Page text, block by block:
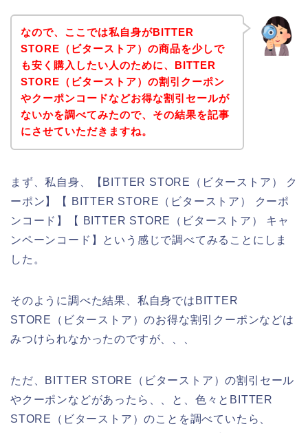
なので、ここでは私自身がBITTER
STORE（ビターストア）の商品を少しで
も安く購入したい人のために、BITTER
STORE（ビターストア）の割引クーポン
やクーポンコードなどお得な割引セールが
ないかを調べてみたので、その結果を記事
にさせていただきますね。
まず、私自身、【BITTER STORE（ビターストア） ク
ーポン】【 BITTER STORE（ビターストア） クーポ
ンコード】【 BITTER STORE（ビターストア） キャ
ンペーンコード】という感じで調べてみることにしま
した。
そのように調べた結果、私自身ではBITTER
STORE（ビターストア）のお得な割引クーポンなどは
みつけられなかったのですが、、、
ただ、BITTER STORE（ビターストア）の割引セール
やクーポンなどがあったら、、と、色々とBITTER
STORE（ビターストア）のことを調べていたら、